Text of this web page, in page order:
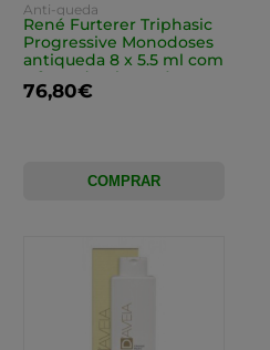
Anti-queda
René Furterer Triphasic
Progressive Monodoses
antiqueda 8 x 5.5 ml com
Oferta de Champô
complemento antiqueda
76,80€
COMPRAR